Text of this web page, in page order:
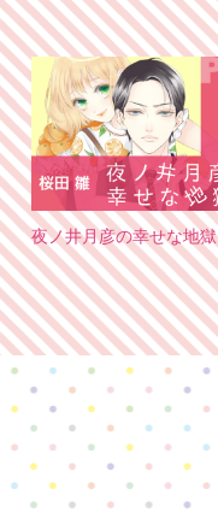
夜ノ井月彦の幸せな地獄